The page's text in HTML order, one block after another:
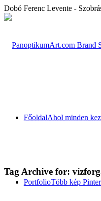
Dobó Ferenc Levente -
FőoldalAhol minden
PortfolioTöbb kép
Tag Archive for: